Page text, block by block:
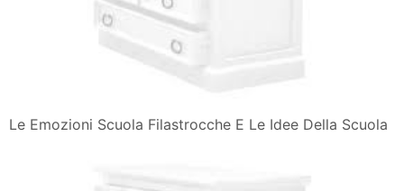
Le Emozioni Scuola Filastrocche E Le Idee Della Scuola